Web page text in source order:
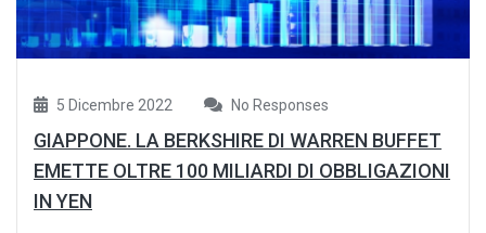
5 Dicembre 2022 No Responses
GIAPPONE. LA BERKSHIRE DI WARREN BUFFET
EMETTE OLTRE 100 MILIARDI DI OBBLIGAZIONI
IN YEN